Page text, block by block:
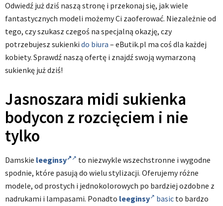
Odwiedź już dziś naszą stronę i przekonaj się, jak wiele
fantastycznych modeli możemy Ci zaoferować. Niezależnie od
tego, czy szukasz czegoś na specjalną okazję, czy
potrzebujesz sukienki do biura – eButik.pl ma coś dla każdej
kobiety. Sprawdź naszą ofertę i znajdź swoją wymarzoną
sukienkę już dziś!
Jasnoszara midi sukienka
bodycon z rozcięciem i nie
tylko
Damskie leeginsy
to niezwykle wszechstronne i wygodne
spodnie, które pasują do wielu stylizacji. Oferujemy różne
modele, od prostych i jednokolorowych po bardziej ozdobne z
nadrukami i lampasami. Ponadto leeginsy basic to bardzo